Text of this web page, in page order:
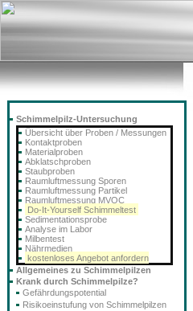
Schimmelpilz-Untersuchung
Übersicht über Proben / Messungen
Kontaktproben
Materialproben
Abklatschproben
Staubproben
Raumluftmessung Sporen
Raumluftmessung Partikel
Raumluftmessung MVOC
Do-It-Yourself Schimmeltest
Sedimentationsprobe
Analyse im Labor
Milbentest
Nährmedien
kostenloses Angebot anfordern
Allgemeines zu Schimmelpilzen
Krank durch Schimmelpilze?
Gefährdungspotential
Risikoeinstufung von Schimmelpilzen